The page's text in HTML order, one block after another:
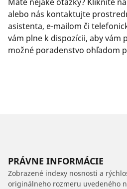
alebo nás kontaktujte
asistenta, e-mailom či
vám plne k dispozícii, aby vám
možné poradenstvo ohľadom
PRÁVNE INFORMÁCIE
Zobrazené indexy nosnosti a
originálneho rozmeru uvedeného